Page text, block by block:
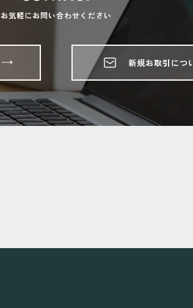
お気軽にお問い合わせください
新規お取引につ